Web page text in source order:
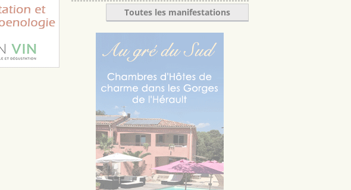
Toutes les manifestations